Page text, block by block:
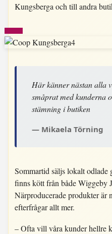
Kungsberga och till andra
Här känner nästan alla
småprat med kunderna
stämning i butiken
Mikaela Törning
Sommartid säljs lokalt odlade
finns kött från både Wiggeby
Närproducerade produkter är
efterfrågar allt mer.
– Ofta vill våra kunder hellre